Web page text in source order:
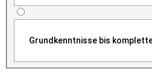
Grundkenntnisse bis